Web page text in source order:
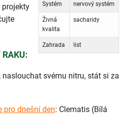
Systém nervový systém
Živná
kvalita
sacharidy
Zahrada list
projekty
svému nitru, stát si za
pro dnešní den: Clematis (Bílá